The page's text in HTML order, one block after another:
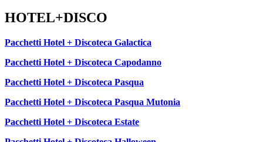
HOTEL+DISCO
Pacchetti Hotel + Discoteca Galactica
Pacchetti Hotel + Discoteca Capodanno
Pacchetti Hotel + Discoteca Pasqua
Pacchetti Hotel + Discoteca Pasqua Mutonia
Pacchetti Hotel + Discoteca Estate